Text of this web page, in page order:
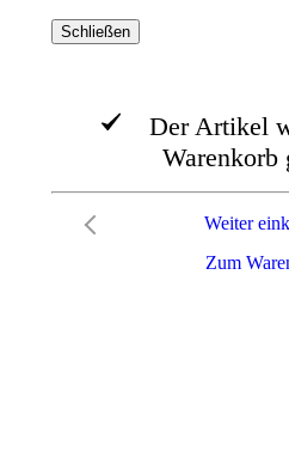
Schließen
Der Artikel
Warenkorb
Zum
Weiter